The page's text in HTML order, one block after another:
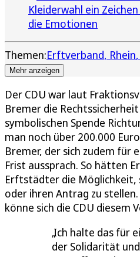
Kleiderwahl ein
die Emotionen
Themen:Erftverband Rhein
Mehr anzeigen
Der CDU war laut
Bremer die
symbolischen Spende
man noch über 200.000
Bremer, der sich zudem für
Frist aussprach. So hätten
Erftstädter die Möglichkeit,
oder ihren Antrag zu
könne sich die CDU diesem
Ich halte das für
der Solidarität